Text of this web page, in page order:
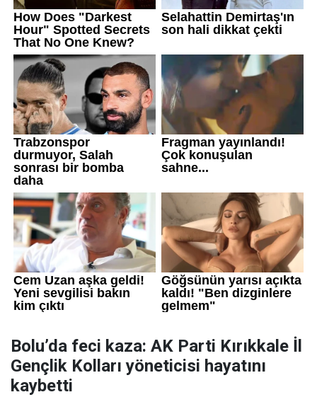
Bolu’da feci kaza: AK Parti Kırıkkale İl
Gençlik Kolları yöneticisi hayatını
kaybetti